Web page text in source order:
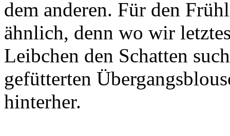
dem anderen. Für den
ähnlich, denn wo wir
Leibchen den Schatten
gefütterten
hinterher.